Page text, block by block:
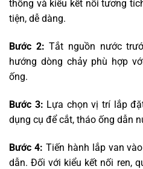
thống và kiểu kết nối tương
tiện, dễ dàng.
Bước 2:Tắt nguồn nước
hướng dòng chảy phù hợp
ống.
Bước 3: Lựa chọn vị trí lắp
dụng cụ để cắt, tháo ống dẫn
Bước 4: Tiến hành lắp van
dẫn. Đối với kiểu kết nối ren,